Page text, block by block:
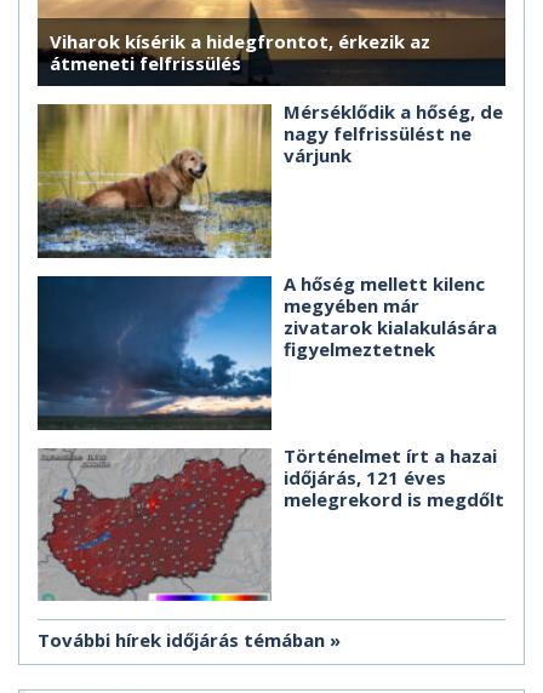
Viharok kísérik a hidegfrontot, érkezik az
átmeneti felfrissülés
Mérséklődik a hőség, de
nagy felfrissülést ne
várjunk
A hőség mellett kilenc
megyében már
zivatarok kialakulására
figyelmeztetnek
Történelmet írt a hazai
időjárás, 121 éves
melegrekord is megdőlt
További hírek időjárás témában